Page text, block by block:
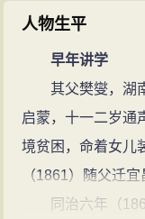
迹“左宗棠可杀”五
望，把对左宗棠
举人、中进士、点
总督。
独钟金鸡
樊增祥对十二生
品”，虽自言“平生
不变得“贾傅悲深”
午战后，他接连写
愤》、《马关》、
国行为；讥刺李鸿
面归”。他如《闻
等，反映了庚子事
人物生平
早年讲学
其父樊燮，湖南
启蒙，十一二岁通
境贫困，命着女儿
（1861）随父迁
同治六年（